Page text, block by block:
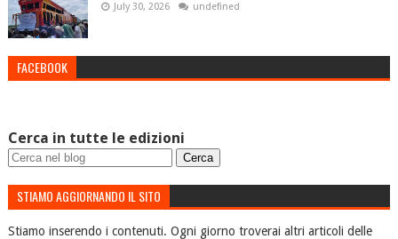
July 30, 2026 undefined
FACEBOOK
Cerca in tutte le edizioni
STIAMO AGGIORNANDO IL SITO
Stiamo inserendo i contenuti. Ogni giorno troverai altri articoli delle